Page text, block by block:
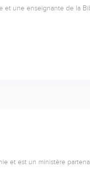
une enseignante de la
et est un ministère